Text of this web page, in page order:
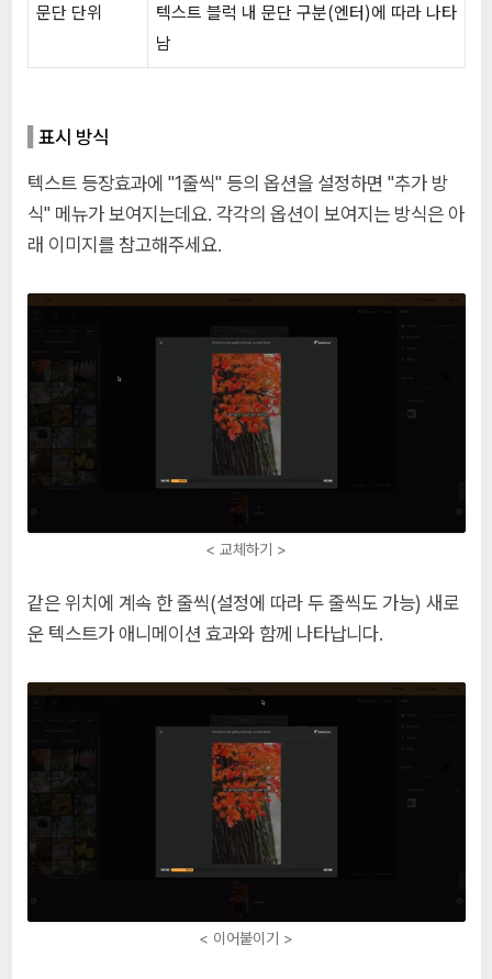
문단 단위
텍스트 블럭 내 문단 구분(엔터)에 따라 나타
남
표시 방식
텍스트 등장효과에 "1줄씩" 등의 옵션을 설정하면 "추가 방
식" 메뉴가 보여지는데요. 각각의 옵션이 보여지는 방식은 아
래 이미지를 참고해주세요.
< 교체하기 >
같은 위치에 계속 한 줄씩(설정에 따라 두 줄씩도 가능) 새로
운 텍스트가 애니메이션 효과와 함께 나타납니다.
< 이어붙이기 >